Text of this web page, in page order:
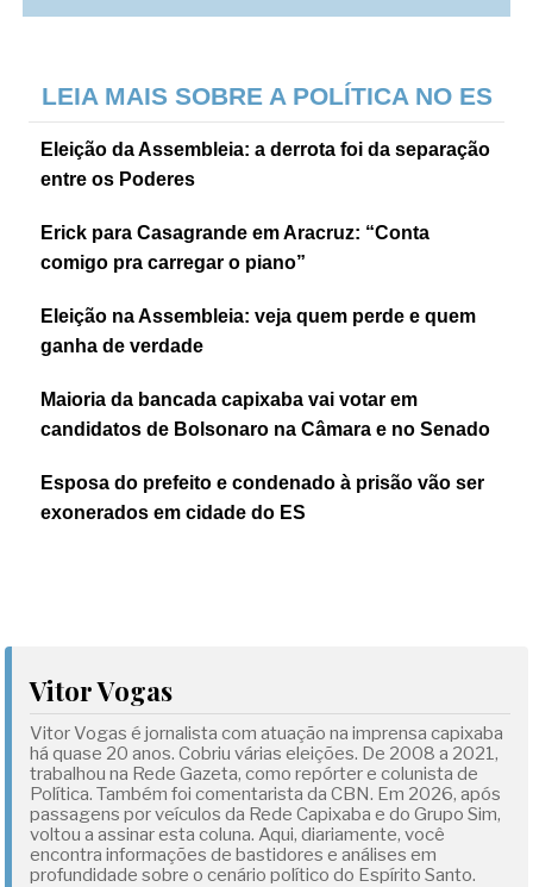
LEIA MAIS SOBRE A POLÍTICA NO ES
Eleição da Assembleia: a derrota foi da separação
entre os Poderes
Erick para Casagrande em Aracruz: “Conta
comigo pra carregar o piano”
Eleição na Assembleia: veja quem perde e quem
ganha de verdade
Maioria da bancada capixaba vai votar em
candidatos de Bolsonaro na Câmara e no Senado
Esposa do prefeito e condenado à prisão vão ser
exonerados em cidade do ES
Vitor Vogas
Vitor Vogas é jornalista com atuação na imprensa capixaba
há quase 20 anos. Cobriu várias eleições. De 2008 a 2021,
trabalhou na Rede Gazeta, como repórter e colunista de
Política. Também foi comentarista da CBN. Em 2026, após
passagens por veículos da Rede Capixaba e do Grupo Sim,
voltou a assinar esta coluna. Aqui, diariamente, você
encontra informações de bastidores e análises em
profundidade sobre o cenário político do Espírito Santo.